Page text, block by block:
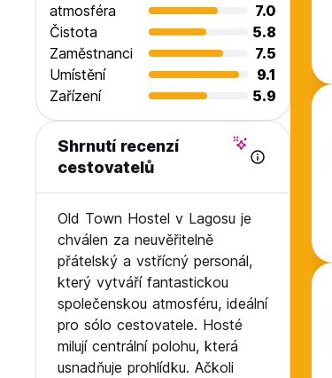
atmosféra
7.0
Čistota
5.8
Zaměstnanci
7.5
Umístění
9.1
Zařízení
5.9
Shrnutí recenzí
cestovatelů
Old Town Hostel v Lagosu je
chválen za neuvěřitelně
přátelský a vstřícný personál,
který vytváří fantastickou
společenskou atmosféru, ideální
pro sólo cestovatele. Hosté
milují centrální polohu, která
usnadňuje prohlídku. Ačkoli